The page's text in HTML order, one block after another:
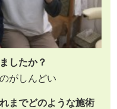
したか？
がしんどい
までどのような施術